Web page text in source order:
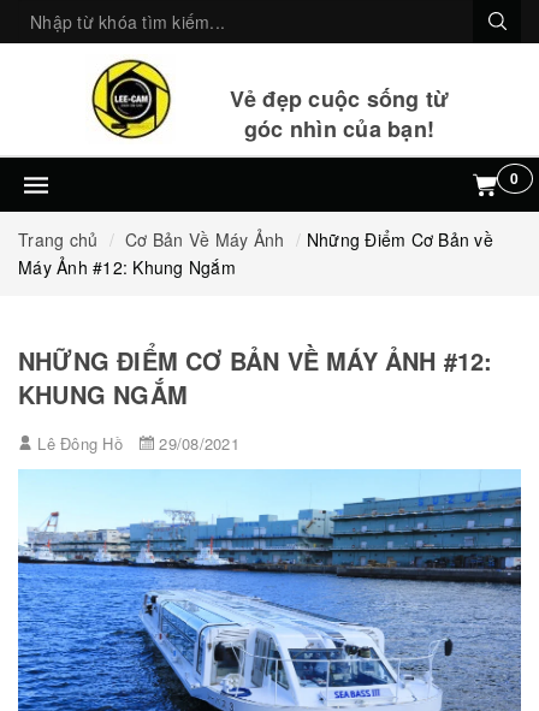
Vẻ đẹp cuộc sống từ
góc nhìn của bạn!
0
Trang chủ Cơ Bản Về Máy Ảnh
Những Điểm Cơ Bản về
Máy Ảnh #12: Khung Ngắm
NHỮNG ĐIỂM CƠ BẢN VỀ MÁY ẢNH #12:
KHUNG NGẮM
Lê Đông Hồ 29/08/2021